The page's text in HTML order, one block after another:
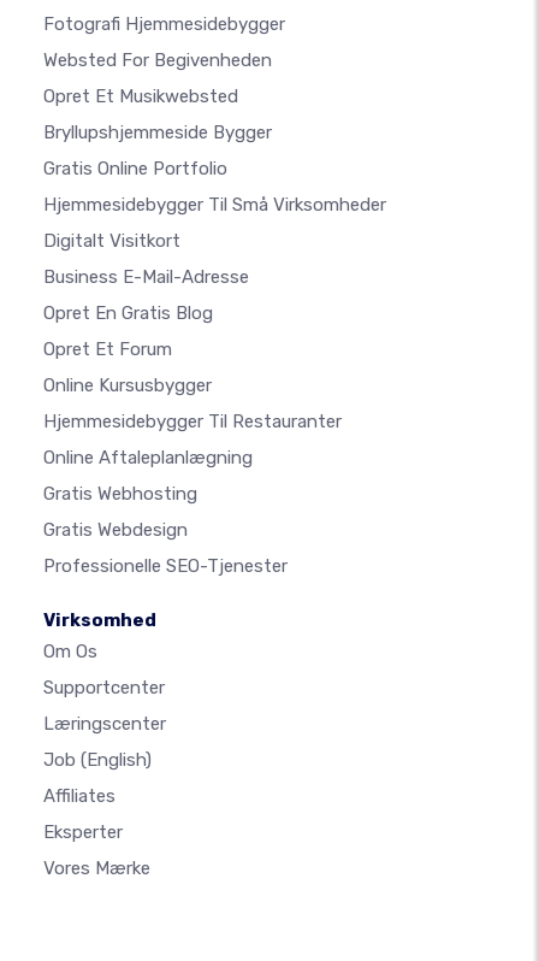
Fotografi Hjemmesidebygger
Websted For Begivenheden
Opret Et Musikwebsted
Bryllupshjemmeside Bygger
Gratis Online Portfolio
Hjemmesidebygger Til Små Virksomheder
Digitalt Visitkort
Business E-Mail-Adresse
Opret En Gratis Blog
Opret Et Forum
Online Kursusbygger
Hjemmesidebygger Til Restauranter
Online Aftaleplanlægning
Gratis Webhosting
Gratis Webdesign
Professionelle SEO-Tjenester
Virksomhed
Om Os
Supportcenter
Læringscenter
Job (English)
Affiliates
Eksperter
Vores Mærke